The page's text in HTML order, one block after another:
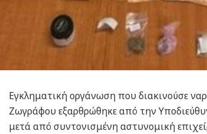
Eγκληματική οργάνωση που διακινούσε
Ζωγράφου εξαρθρώθηκε από την
μετά από συντονισμένη αστυνομική